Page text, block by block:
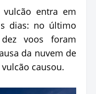
entra em
dias: no último
voos foram
da nuvem de
causou.